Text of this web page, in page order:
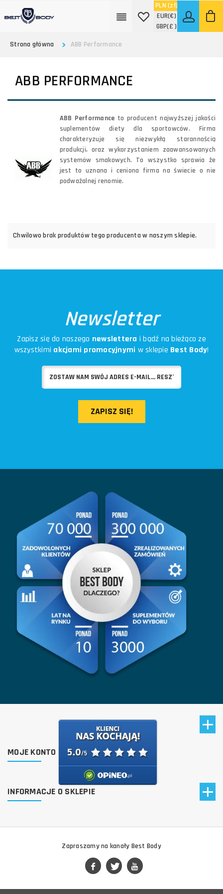
PLN (zł)
EUR(€)
GBP(£ )
Strona główna
ABB Performance
ABB PERFORMANCE
ABB Performance to producent najwyższej jakości
suplementów diety dla sportowców. Firma
charakteryzuje się niezwykłą starannością
produkcji, oraz wykorzystaniem zaawansowanych
systemów smakowych. To wszystko sprawia że
jest to uznana i ceniona firma na świecie o nie
podważalnej renomie.
Chwilowo brak produktów tego producenta w naszym sklepie.
Newsletter
Zapisz się do naszego newslettera i bądź na bieżąco ze
wszystkimi akcjami promocyjnymi w sklepie Best Body!
ZAPISZ SIĘ!
MOJE KONTO
INFORMACJE O SKLEPIE
Zapraszamy na kanały Best Body